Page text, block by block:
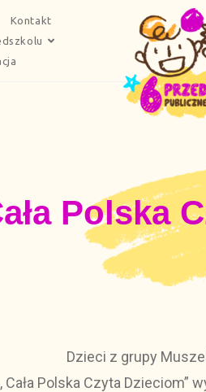
Kontakt
Polska
Dzieci z grupy
Cała Polska Czyta Dzieciom”